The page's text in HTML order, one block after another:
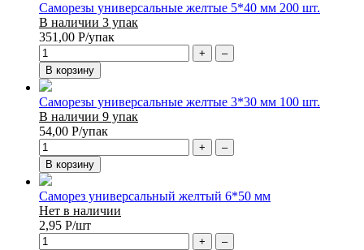
Саморезы универсальные желтые 5*40 мм 200 шт.
В наличии 3 упак
351,00 Р/упак
+
–
В корзину
Саморезы универсальные желтые 3*30 мм 100 шт.
В наличии 9 упак
54,00 Р/упак
+
–
В корзину
Саморез универсальный желтый 6*50 мм
Нет в наличии
2,95 Р/шт
+
–